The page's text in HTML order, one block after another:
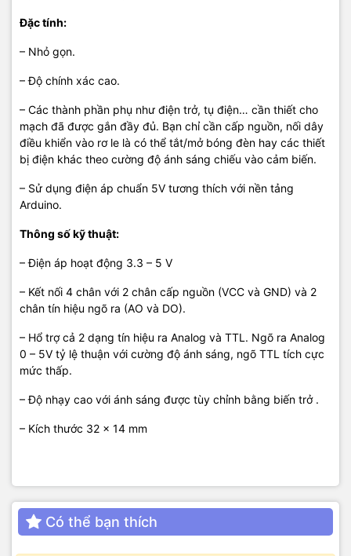
Đặc tính:
– Nhỏ gọn.
– Độ chính xác cao.
– Các thành phần phụ như điện trở, tụ điện… cần thiết cho
mạch đã được gắn đầy đủ. Bạn chỉ cần cấp nguồn, nối dây
điều khiển vào rơ le là có thể tắt/mở bóng đèn hay các thiết
bị điện khác theo cường độ ánh sáng chiếu vào cảm biến.
– Sử dụng điện áp chuẩn 5V tương thích với nền tảng
Arduino.
Thông số kỹ thuật:
– Điện áp hoạt động 3.3 – 5 V
– Kết nối 4 chân với 2 chân cấp nguồn (VCC và GND) và 2
chân tín hiệu ngõ ra (AO và DO).
– Hổ trợ cả 2 dạng tín hiệu ra Analog và TTL. Ngõ ra Analog
0 – 5V tỷ lệ thuận với cường độ ánh sáng, ngõ TTL tích cực
mức thấp.
– Độ nhạy cao với ánh sáng được tùy chỉnh bằng biến trở .
– Kích thước 32 x 14 mm
Có thể bạn thích